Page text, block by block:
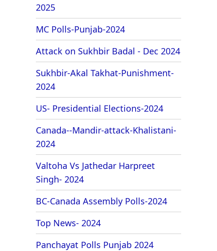
2025
MC Polls-Punjab-2024
Attack on Sukhbir Badal - Dec 2024
Sukhbir-Akal Takhat-Punishment-
2024
US- Presidential Elections-2024
Canada--Mandir-attack-Khalistani-
2024
Valtoha Vs Jathedar Harpreet
Singh- 2024
BC-Canada Assembly Polls-2024
Top News- 2024
Panchayat Polls Punjab 2024